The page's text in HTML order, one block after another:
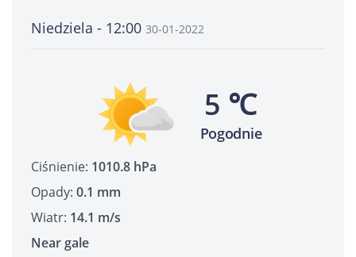
Niedziela - 12:00 30-01-2022
5 ℃
Pogodnie
Ciśnienie: 1010.8 hPa
Opady: 0.1 mm
Wiatr: 14.1 m/s
Near gale